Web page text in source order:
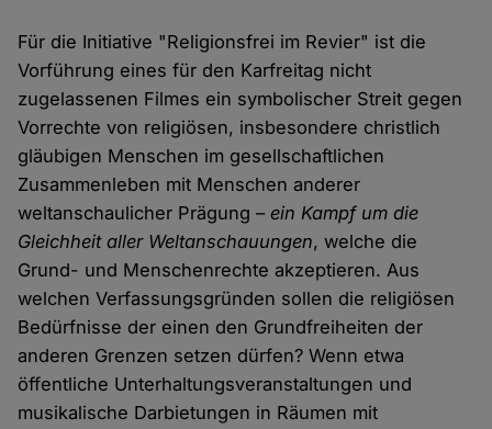
Für die Initiative "Religionsfrei im Revier" ist die
Vorführung eines für den Karfreitag nicht
zugelassenen Filmes ein symbolischer Streit gegen
Vorrechte von religiösen, insbesondere christlich
gläubigen Menschen im gesellschaftlichen
Zusammenleben mit Menschen anderer
weltanschaulicher Prägung –ein Kampf um die
Gleichheit aller Weltanschauungen, welche die
Grund- und Menschenrechte akzeptieren. Aus
welchen Verfassungsgründen sollen die religiösen
Bedürfnisse der einen den Grundfreiheiten der
anderen Grenzen setzen dürfen? Wenn etwa
öffentliche Unterhaltungsveranstaltungen und
musikalische Darbietungen in Räumen mit